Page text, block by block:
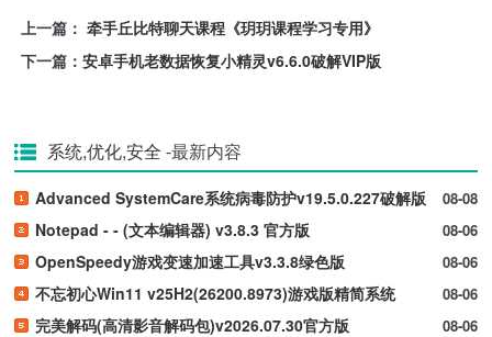
上一篇： 牵手丘比特聊天课程《玥玥课程学习专用》
下一篇： 安卓手机老数据恢复小精灵v6.6.0破解VIP版
系统,优化,安全 -最新内容
08-08
Advanced SystemCare系统病毒防护v19.5.0.227破解版
08-06
Notepad - - (文本编辑器) v3.8.3 官方版
08-06
OpenSpeedy游戏变速加速工具v3.3.8绿色版
08-06
不忘初心Win11 v25H2(26200.8973)游戏版精简系统
08-06
完美解码(高清影音解码包)v2026.07.30官方版